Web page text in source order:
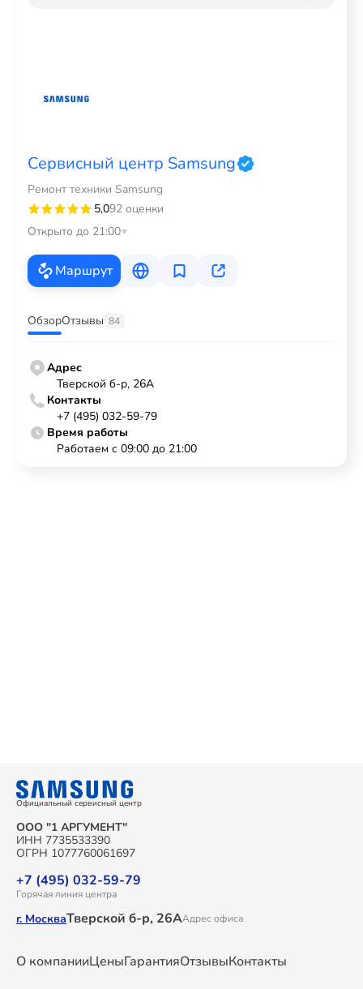
Сервисный центр Samsung
Ремонт техники Samsung
5,092 оценки
Открыто до 21:00
Маршрут
ОбзорОтзывы 84
Адрес
Тверской б-р, 26А
Контакты
+7 (495) 032-59-79
Время работы
Работаем с 09:00 до 21:00
Официальный сервисный центр
ООО "1 АРГУМЕНТ"
ИНН 7735533390
ОГРН 1077760061697
+7 (495) 032-59-79
Горячая линия центра
г. МоскваТверской б-р, 26ААдрес офиса
О компанииЦеныГарантияОтзывыКонтакты